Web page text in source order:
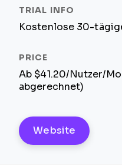
Kostenlose 30-
Ab $41.20/Nutzer/
abgerechnet)
Website